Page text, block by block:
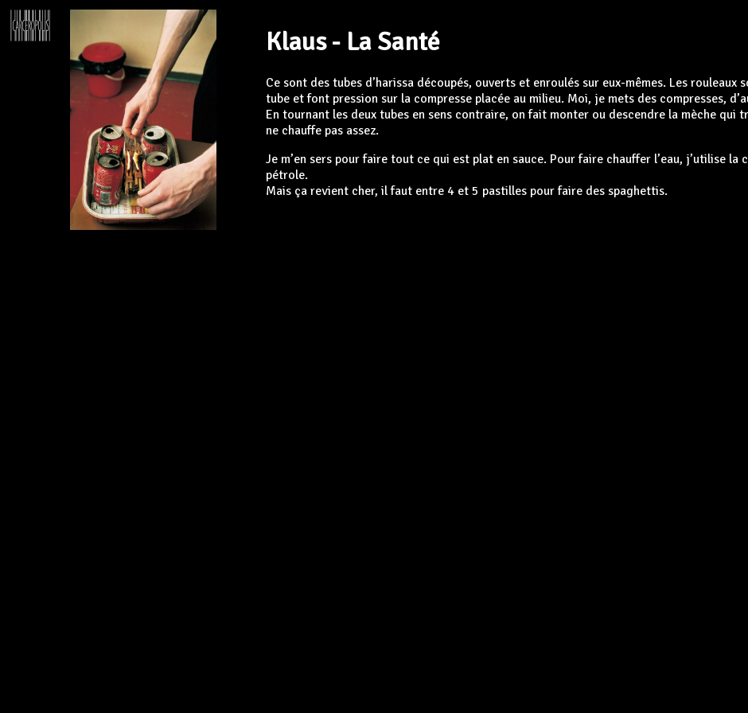
Klaus - La Santé
Ce sont des tubes d’harissa découpés, ouverts et enroulés sur eux-mêmes. Les
tube et font pression sur la compresse placée au milieu. Moi, je mets des compresses,
En tournant les deux tubes en sens contraire, on fait monter ou descendre la mèche qui
ne chauffe pas assez.
Je m’en sers pour faire tout ce qui est plat en sauce. Pour faire chauffer l’eau, j’utilise
pétrole.
Mais ça revient cher, il faut entre 4 et 5 pastilles pour faire des spaghettis.